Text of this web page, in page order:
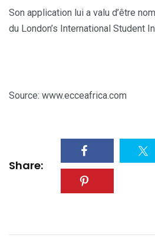
Son application lui a valu d’être
du London’s International Student
Source: www.ecceafrica.com
Share: